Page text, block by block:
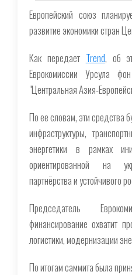
Европейский союз
развитие экономики стран
Как передает Trend, об
Еврокомиссии Урсула
"Центральная Азия-
По ее словам, эти средства
инфраструктуры,
энергетики в рамках
ориентированной на
партнёрства и устойчивого
Председатель
финансирование охватит
логистики, модернизации
По итогам саммита была